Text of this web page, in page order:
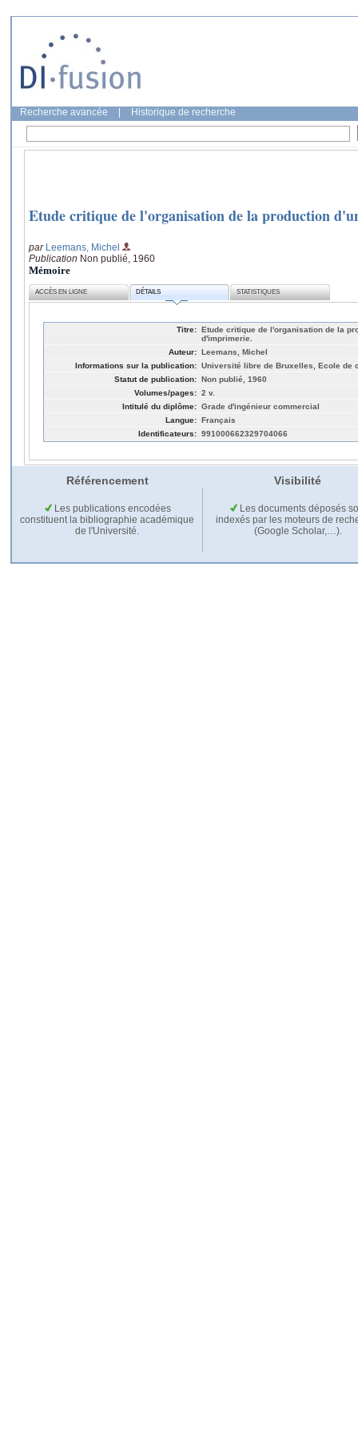
Recherche avancée Historique de recherche
Etude critique de l'organisation de la production
par Leemans, Michel
Publication Non publié, 1960
Mémoire
ACCÈS EN LIGNE DÉTAILS STATISTIQUES
Titre: Etude critique de l'organisation de la
d'imprimerie.
Auteur: Leemans, Michel
Informations sur la publication: Université libre de Bruxelles, Ecole de
Statut de publication: Non publié, 1960
Volumes/pages: 2 v.
Intitulé du diplôme: Grade d'ingénieur commercial
Langue: Français
Identificateurs: 991000662329704066
Référencement Visibilité
Les publications encodées
constituent la bibliographie académique
de l'Université.
Les documents déposés
indexés par les moteurs de
(Google Scholar,…).